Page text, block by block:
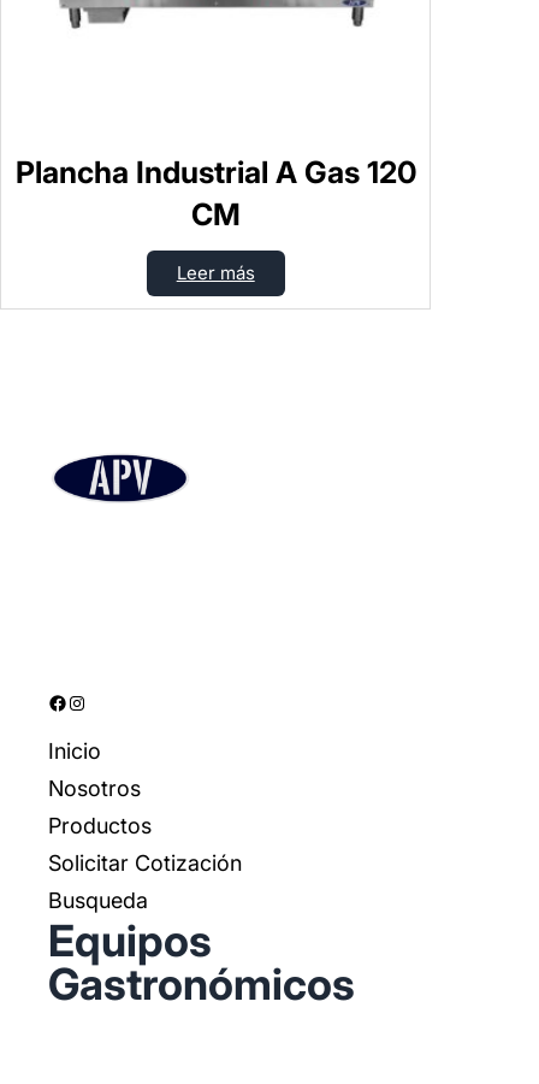
Plancha Industrial A Gas 120
CM
Leer más
Facebook Instagram
Inicio
Nosotros
Productos
Solicitar Cotización
Busqueda
Equipos
Gastronómicos